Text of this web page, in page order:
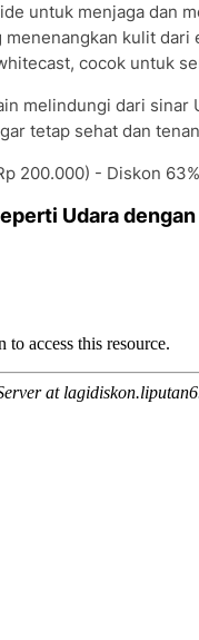
untuk menjaga dan
kulit dari
cocok untuk
melindungi dari sinar
tetap sehat dan
200.000) - Diskon 63%
Udara